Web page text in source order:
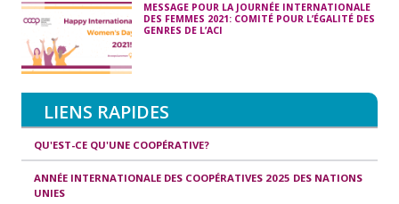
MESSAGE POUR LA JOURNÉE INTERNATIONALE
DES FEMMES 2021: COMITÉ POUR L’ÉGALITÉ DES
GENRES DE L’ACI
LIENS RAPIDES
QU'EST-CE QU'UNE COOPÉRATIVE?
ANNÉE INTERNATIONALE DES COOPÉRATIVES 2025 DES NATIONS
UNIES